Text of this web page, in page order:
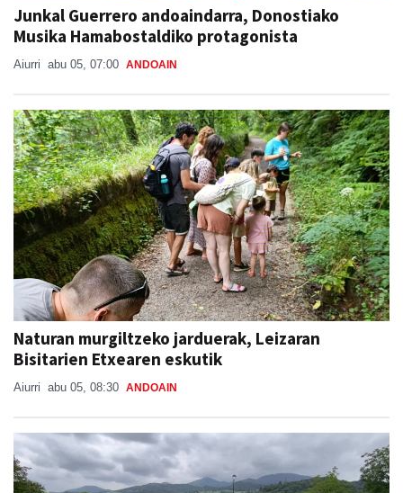
Junkal Guerrero andoaindarra, Donostiako
Musika Hamabostaldiko protagonista
Aiurri abu 05, 07:00 ANDOAIN
Naturan murgiltzeko jarduerak, Leizaran
Bisitarien Etxearen eskutik
Aiurri abu 05, 08:30 ANDOAIN